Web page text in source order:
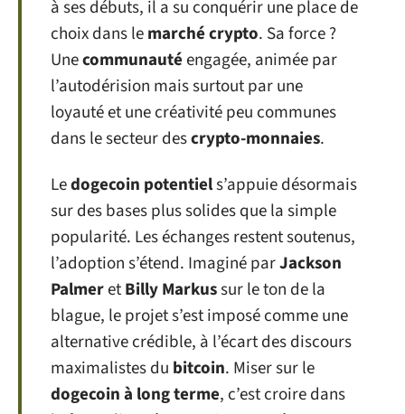
à ses débuts, il a su conquérir une place de
choix dans lemarché crypto. Sa force ?
Unecommunautéengagée, animée par
l’autodérision mais surtout par une
loyauté et une créativité peu communes
dans le secteur descrypto-monnaies.
Ledogecoin potentiels’appuie désormais
sur des bases plus solides que la simple
popularité. Les échanges restent soutenus,
l’adoption s’étend. Imaginé parJackson
PalmeretBilly Markussur le ton de la
blague, le projet s’est imposé comme une
alternative crédible, à l’écart des discours
maximalistes du bitcoin. Miser sur le
dogecoin à long terme, c’est croire dans